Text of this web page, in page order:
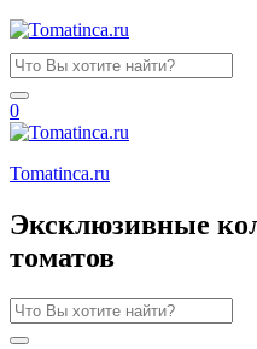
0
Tomatinсa.ru
Эксклюзивные
томатов